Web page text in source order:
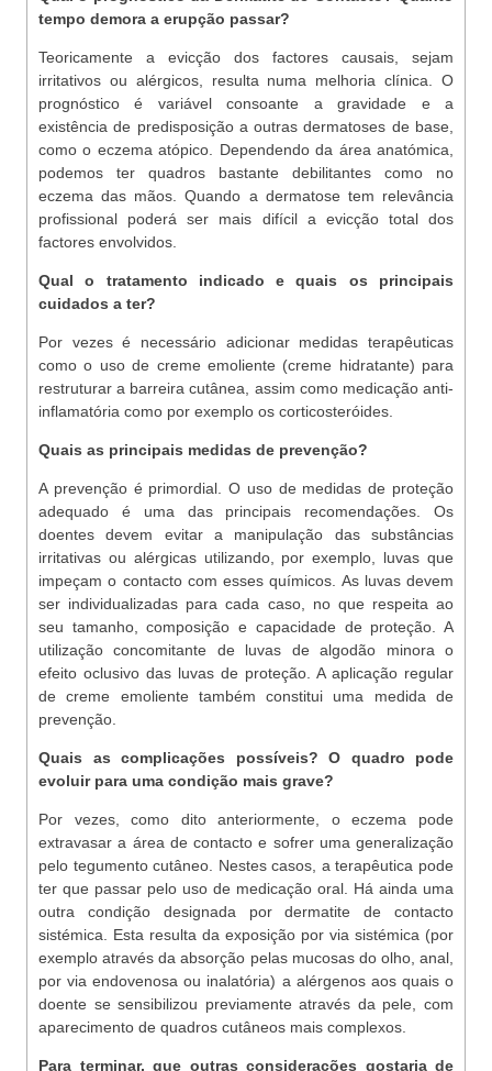
tempo demora a erupção passar?
Teoricamente a evicção dos factores causais, sejam
irritativos ou alérgicos, resulta numa melhoria clínica. O
prognóstico é variável consoante a gravidade e a
existência de predisposição a outras dermatoses de base,
como o eczema atópico. Dependendo da área anatómica,
podemos ter quadros bastante debilitantes como no
eczema das mãos. Quando a dermatose tem relevância
profissional poderá ser mais difícil a evicção total dos
factores envolvidos.
Qual o tratamento indicado e quais os principais
cuidados a ter?
Por vezes é necessário adicionar medidas terapêuticas
como o uso de creme emoliente (creme hidratante) para
restruturar a barreira cutânea, assim como medicação anti-
inflamatória como por exemplo os corticosteróides.
Quais as principais medidas de prevenção?
A prevenção é primordial. O uso de medidas de proteção
adequado é uma das principais recomendações. Os
doentes devem evitar a manipulação das substâncias
irritativas ou alérgicas utilizando, por exemplo, luvas que
impeçam o contacto com esses químicos. As luvas devem
ser individualizadas para cada caso, no que respeita ao
seu tamanho, composição e capacidade de proteção. A
utilização concomitante de luvas de algodão minora o
efeito oclusivo das luvas de proteção. A aplicação regular
de creme emoliente também constitui uma medida de
prevenção.
Quais as complicações possíveis? O quadro pode
evoluir para uma condição mais grave?
Por vezes, como dito anteriormente, o eczema pode
extravasar a área de contacto e sofrer uma generalização
pelo tegumento cutâneo. Nestes casos, a terapêutica pode
ter que passar pelo uso de medicação oral. Há ainda uma
outra condição designada por dermatite de contacto
sistémica. Esta resulta da exposição por via sistémica (por
exemplo através da absorção pelas mucosas do olho, anal,
por via endovenosa ou inalatória) a alérgenos aos quais o
doente se sensibilizou previamente através da pele, com
aparecimento de quadros cutâneos mais complexos.
Para terminar, que outras considerações gostaria de